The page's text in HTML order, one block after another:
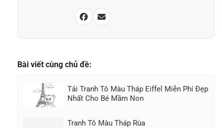
Bài viết cùng chủ đề:
Tải Tranh Tô Màu Tháp Eiffel Miễn Phí Đẹp
Nhất Cho Bé Mầm Non
Tranh Tô Màu Tháp Rùa